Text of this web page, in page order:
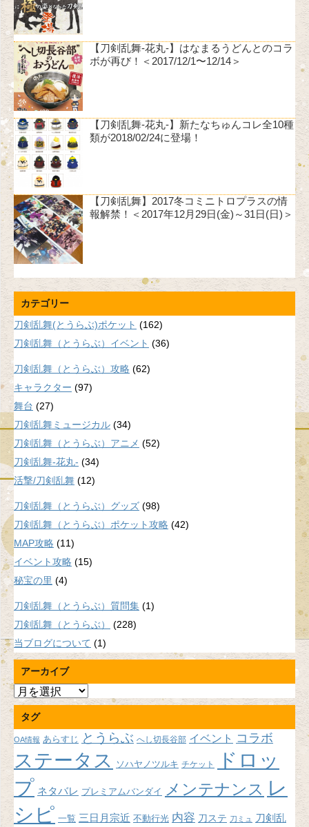
【刀剣乱舞-花丸-】はなまるうどんとのコラ
ボが再び！＜2017/12/1〜12/14＞
【刀剣乱舞-花丸-】新たなちゅんコレ全10種
類が2018/02/24に登場！
【刀剣乱舞】2017冬コミニトロプラスの情
報解禁！＜2017年12月29日(金)～31日(日)＞
カテゴリー
刀剣乱舞(とうらぶ)ポケット (162)
刀剣乱舞（とうらぶ）イベント (36)
刀剣乱舞（とうらぶ）攻略 (62)
キャラクター (97)
舞台 (27)
刀剣乱舞ミュージカル (34)
刀剣乱舞（とうらぶ）アニメ (52)
刀剣乱舞-花丸- (34)
活撃/刀剣乱舞 (12)
刀剣乱舞（とうらぶ）グッズ (98)
刀剣乱舞（とうらぶ）ポケット攻略 (42)
MAP攻略 (11)
イベント攻略 (15)
秘宝の里 (4)
刀剣乱舞（とうらぶ）質問集 (1)
刀剣乱舞（とうらぶ）
(228)
当ブログについて (1)
アーカイブ
ア
ー
カ
イ
ブ
タグ
OA情報 あらすじ とうらぶ へし切長谷部 イベント コラボ
ステータス ソハヤノツルキ チケット
ドロッ
プ ネタバレ プレミアムバンダイ メンテナンス レ
シピ 一覧 三日月宗近 不動行光 内容 刀ステ 刀ミュ 刀剣乱